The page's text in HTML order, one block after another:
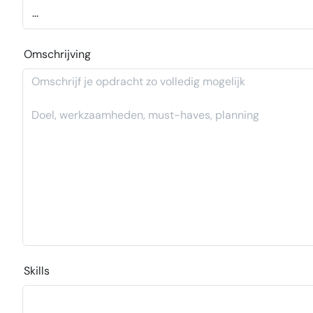
Omschrijving
Skills